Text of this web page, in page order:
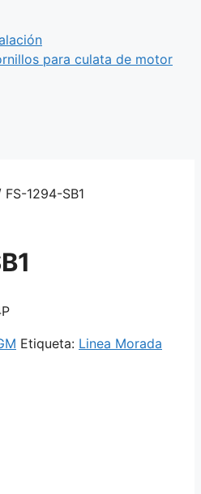
para culata de motor
FS-1294-SB1
Etiqueta: Linea Morada